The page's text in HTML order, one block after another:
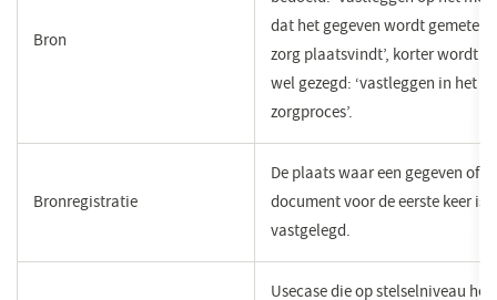
Bron
dat het gegeven wordt gemeten
zorg plaatsvindt’, korter wordt
wel gezegd: ‘vastleggen in het
zorgproces’.
Bronregistratie
De plaats waar een gegeven of
document voor de eerste keer is
vastgelegd.
Usecase die op stelselniveau het